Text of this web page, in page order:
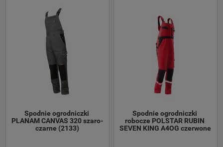
Spodnie ogrodniczki
PLANAM CANVAS 320 szaro-
czarne (2133)
Spodnie ogrodniczki
robocze POLSTAR RUBIN
SEVEN KING A4OG czerwone